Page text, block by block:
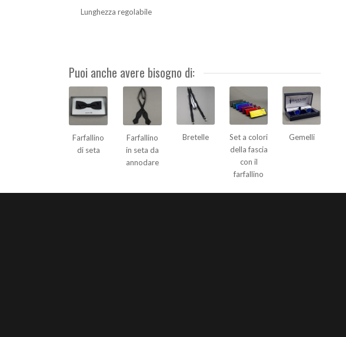
Lunghezza regolabile
Puoi anche avere bisogno di:
Farfallino
di seta
Farfallino
in seta da
annodare
Bretelle
Set a colori
della fascia
con il
farfallino
Gemelli